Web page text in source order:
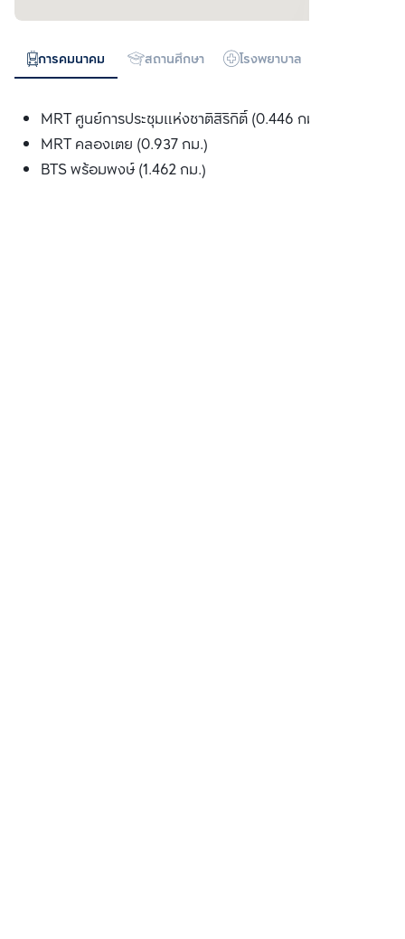
การคมนาคม สถานศึกษา โรงพยาบาล
MRT ศูนย์การประชุมแห่งชาติสิริกิติ์ (0.446 กม.)
MRT คลองเตย (0.937 กม.)
BTS พร้อมพงษ์ (1.462 กม.)